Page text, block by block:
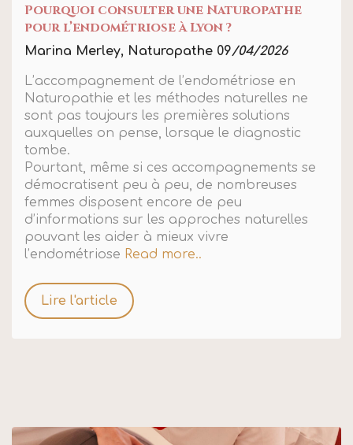
Pourquoi consulter une Naturopathe
pour l’endométriose à Lyon ?
Marina Merley, Naturopathe 09/04/2026
L’accompagnement de l’endométriose en
Naturopathie et les méthodes naturelles ne
sont pas toujours les premières solutions
auxquelles on pense, lorsque le diagnostic
tombe.
Pourtant, même si ces accompagnements se
démocratisent peu à peu, de nombreuses
femmes disposent encore de peu
d’informations sur les approches naturelles
pouvant les aider à mieux vivre
l’endométriose Read more..
Lire l'article